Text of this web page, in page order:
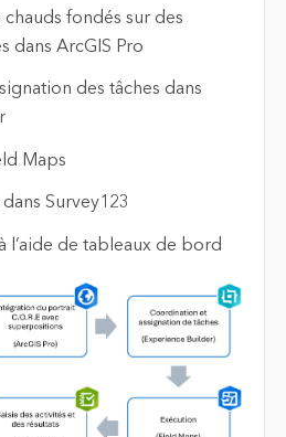
fondés sur des
dans ArcGIS Pro
des tâches dans
Maps
Survey123
l’aide de tableaux de bord